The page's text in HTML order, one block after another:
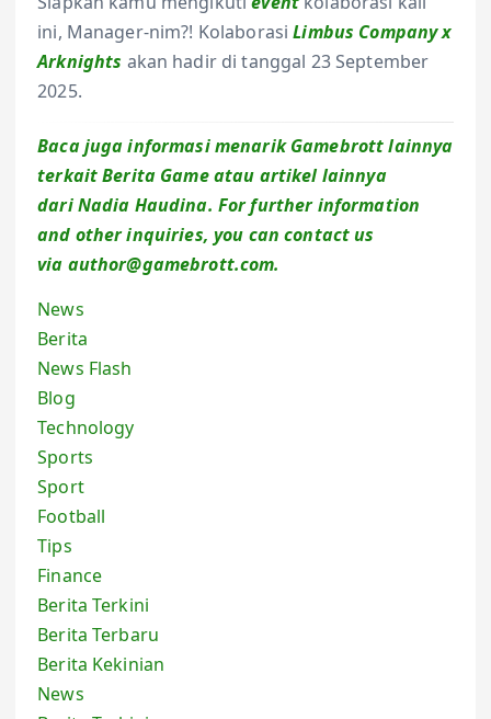
ini, Manager-nim?! KolaborasiLimbus Company x
Arknights akan hadir di tanggal 23 September
2025.
Baca juga informasi menarik Gamebrott lainnya
terkait Berita Game atau artikel lainnya
dari Nadia Haudina. For further information
and other inquiries, you can contact us
via author@gamebrott.com.
News
Berita
News Flash
Blog
Technology
Sports
Sport
Football
Tips
Finance
Berita Terkini
Berita Terbaru
Berita Kekinian
News